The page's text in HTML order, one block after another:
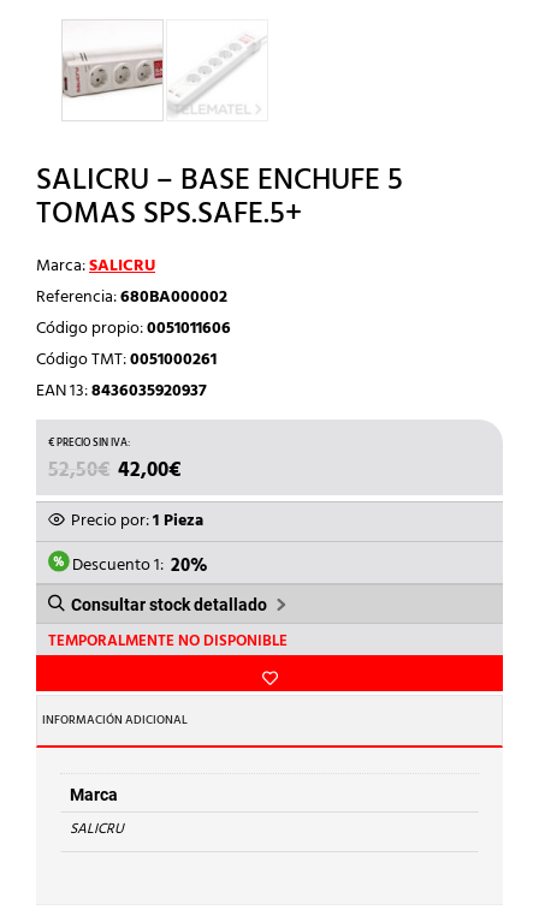
SALICRU – BASE ENCHUFE 5
TOMAS SPS.SAFE.5+
Marca:SALICRU
Referencia:680BA000002
Código propio:0051011606
Código TMT:0051000261
EAN 13:8436035920937
52,50€ EL
PRECIO
ORIGINAL
ERA:
52,50€.
42,00€
PRECIO
ACTUAL
ES:
42,00€.
Precio por:1 Pieza
Descuento 1: 20%
Consultar stock detallado
TEMPORALMENTE NO DISPONIBLE
INFORMACIÓN ADICIONAL
Marca
SALICRU